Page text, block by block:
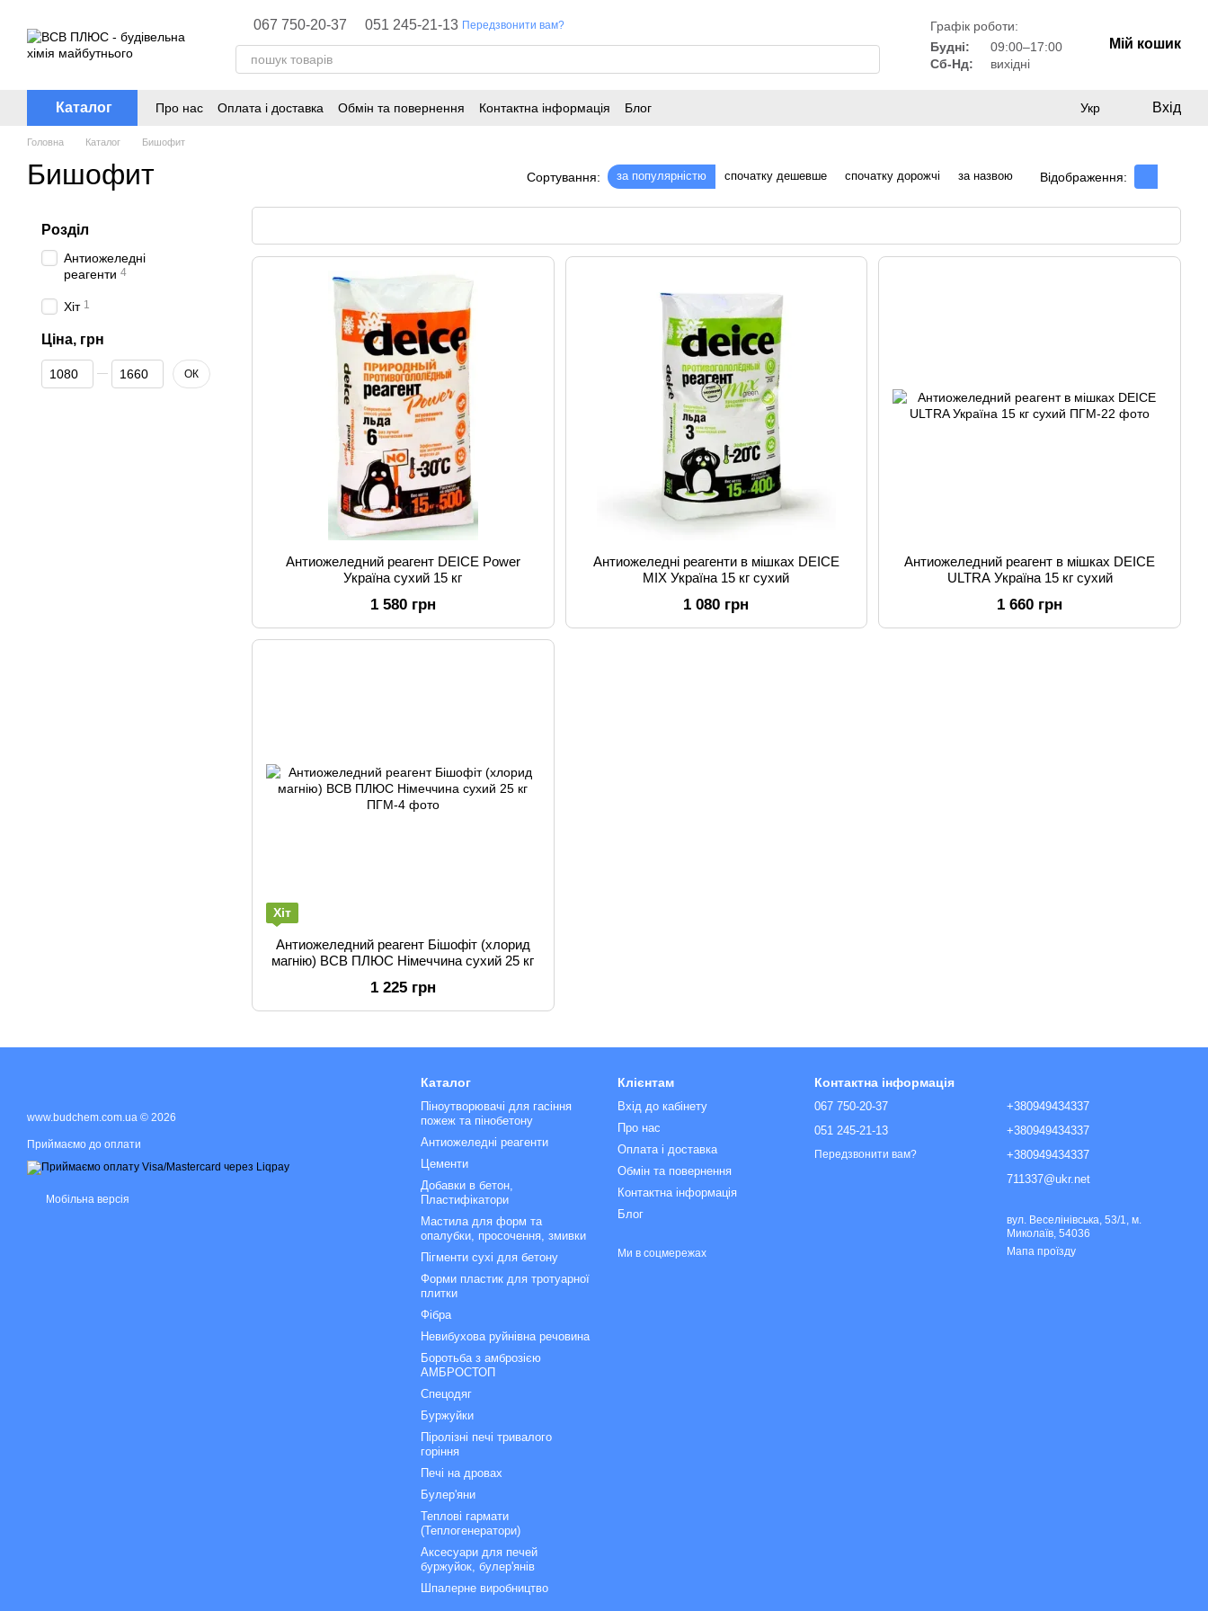
067 750-20-37 051 245-21-13 Передзвонити вам?
Графік роботи:
Будні:
09:00–17:00
Сб-Нд:
вихідні
Мій кошик
Каталог Про нас Оплата і доставка Обмін та повернення Контактна інформація Блог Укр Вхід
Головна Каталог Бишофит
Бишофит Сортування: за популярністю спочатку дешевше спочатку дорожчі за назвою Відображення:
Антиожеледний реагент DEICE Power
Україна сухий 15 кг
1 580 грн
Антиожеледні реагенти в мішках DEICE
MIX Україна 15 кг сухий
1 080 грн
Антиожеледний реагент в мішках DEICE
ULTRA Україна 15 кг сухий
1 660 грн
Хіт
Антиожеледний реагент Бішофіт (хлорид
магнію) ВСВ ПЛЮС Німеччина сухий 25 кг
1 225 грн
Розділ
Антиожеледні
реагенти 4
Хіт 1
Ціна, грн
Від Ціна, грн
До Ціна, грн ОК
www.budchem.com.ua © 2026
Приймаємо до оплати
Мобільна версія
Каталог
Піноутворювачі для гасіння
пожеж та пінобетону
Антиожеледні реагенти
Цементи
Добавки в бетон,
Пластифікатори
Мастила для форм та
опалубки, просочення, змивки
Пігменти сухі для бетону
Форми пластик для тротуарної
плитки
Фібра
Невибухова руйнівна речовина
Боротьба з амброзією
АМБРОСТОП
Спецодяг
Буржуйки
Піролізні печі тривалого
горіння
Печі на дровах
Булер'яни
Теплові гармати
(Теплогенератори)
Аксесуари для печей
буржуйок, булер'янів
Шпалерне виробництво
Клієнтам
Вхід до кабінету
Про нас
Оплата і доставка
Обмін та повернення
Контактна інформація
Блог
Ми в соцмережах
Контактна інформація
067 750-20-37
051 245-21-13
Передзвонити вам?
+380949434337
+380949434337
+380949434337
711337@ukr.net
вул. Веселінівська, 53/1, м.
Миколаїв, 54036
Мапа проїзду